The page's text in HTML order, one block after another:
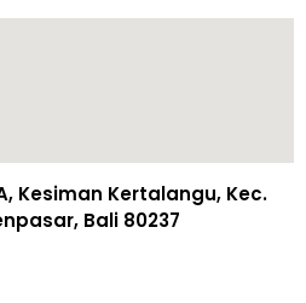
Kesiman Kertalangu, Kec.
Bali 80237